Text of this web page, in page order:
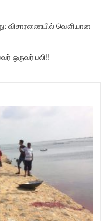
விசாரணையில் வௌியான
ஒருவர் பலி!!